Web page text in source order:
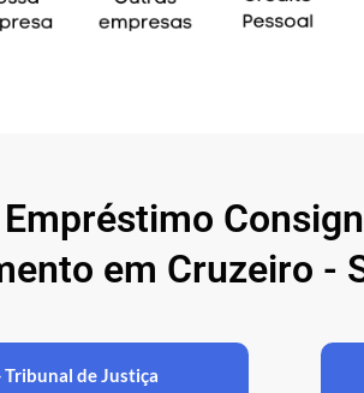
em Cruzeiro -
Tribunal de Justiça